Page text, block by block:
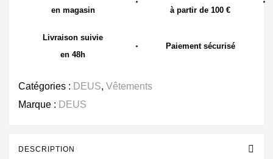
en magasin
à partir de 100 €
Livraison suivie
en 48h
Paiement sécurisé
Catégories : DEUS, Vêtements
Marque : DEUS
DESCRIPTION